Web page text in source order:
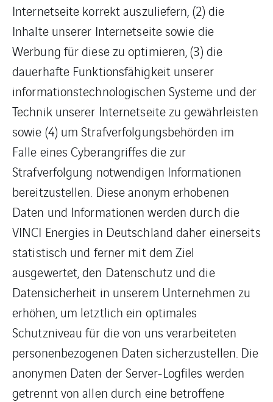
Internetseite korrekt auszuliefern, (2) die
Inhalte unserer Internetseite sowie die
Werbung für diese zu optimieren, (3) die
dauerhafte Funktionsfähigkeit unserer
informationstechnologischen Systeme und der
Technik unserer Internetseite zu gewährleisten
sowie (4) um Strafverfolgungsbehörden im
Falle eines Cyberangriffes die zur
Strafverfolgung notwendigen Informationen
bereitzustellen. Diese anonym erhobenen
Daten und Informationen werden durch die
VINCI Energies in Deutschland daher einerseits
statistisch und ferner mit dem Ziel
ausgewertet, den Datenschutz und die
Datensicherheit in unserem Unternehmen zu
erhöhen, um letztlich ein optimales
Schutzniveau für die von uns verarbeiteten
personenbezogenen Daten sicherzustellen. Die
anonymen Daten der Server-Logfiles werden
getrennt von allen durch eine betroffene